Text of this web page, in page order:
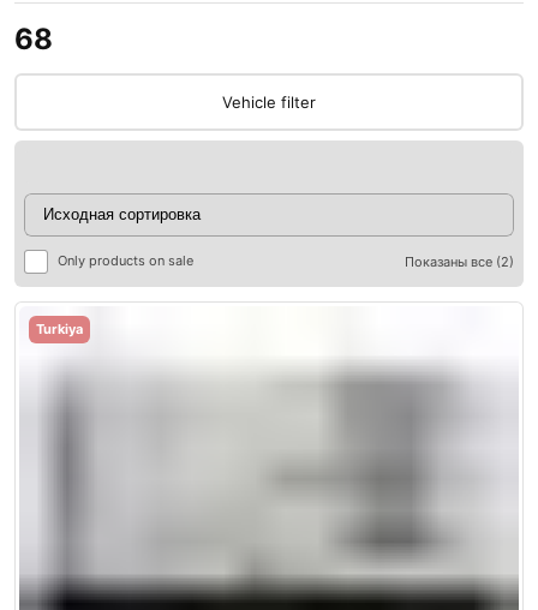
68
Vehicle filter
Only products on sale Показаны все (2)
Turkiya